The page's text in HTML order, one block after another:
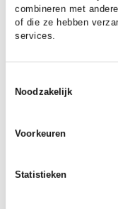
combineren met
of die ze hebben
services.
Noodzakelijk
Voorkeuren
Statistieken